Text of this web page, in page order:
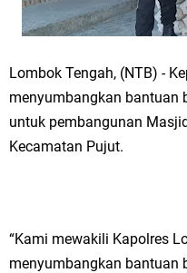
Lombok Tengah, (NTB) -
menyumbangkan bantuan
untuk pembangunan
Kecamatan Pujut.
“Kami mewakili Kapolres
menyumbangkan bantuan